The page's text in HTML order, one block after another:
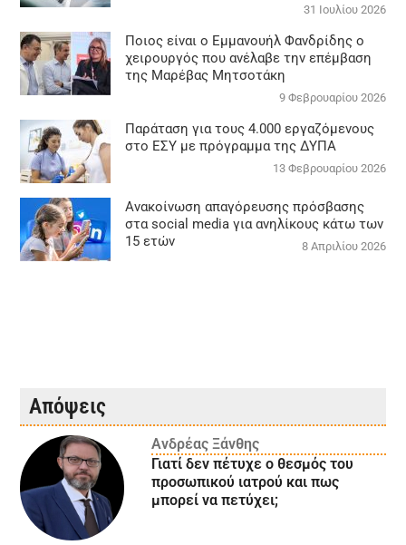
31 Ιουλίου 2026
Ποιος είναι ο Εμμανουήλ Φανδρίδης ο
χειρουργός που ανέλαβε την επέμβαση
της Μαρέβας Μητσοτάκη
9 Φεβρουαρίου 2026
Παράταση για τους 4.000 εργαζόμενους
στο ΕΣΥ με πρόγραμμα της ΔΥΠΑ
13 Φεβρουαρίου 2026
Ανακοίνωση απαγόρευσης πρόσβασης
στα social media για ανηλίκους κάτω των
15 ετών
8 Απριλίου 2026
Απόψεις
Ανδρέας Ξάνθης
Γιατί δεν πέτυχε ο θεσμός του
προσωπικού ιατρού και πως
μπορεί να πετύχει;